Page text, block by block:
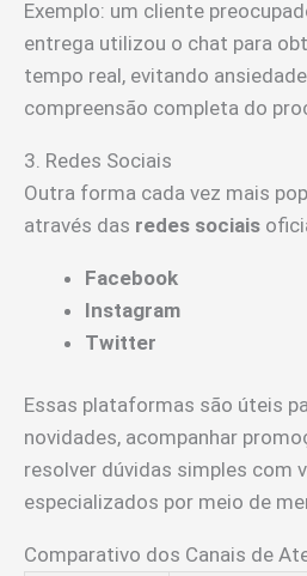
Exemplo: um cliente
entrega utilizou o chat para
tempo real, evitando
compreensão completa do
3. Redes Sociais
Outra forma cada vez mais
através das redes sociais
Facebook
Instagram
Twitter
Essas plataformas são úteis
novidades, acompanhar
resolver dúvidas simples com
especializados por meio de
Comparativo dos Canais de